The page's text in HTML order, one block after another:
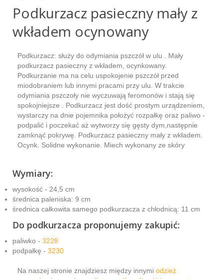
Podkurzacz pasieczny mały z
wkładem ocynowany
Podkurzacz: służy do odymiania pszczół w ulu . Mały
podkurzacz pasieczny z wkładem, ocynkowany.
Podkurzanie ma na celu uspokojenie pszczół przed
miodobraniem lub innymi pracami przy ulu. W trakcie
odymiania pszczoły nie wyczuwają feromonów i stają się
spokojniejsze . Podkurzacz jest dość prostym urządzeniem,
wystarczy na dnie pojemnika położyć rozpałkę oraz paliwo -
podpalić i poczekać aż wytworzy się gęsty dym,następnie
zamknąć pokrywę. Podkurzacz pasieczny mały z wkładem.
Ocynk. Solidne wykonanie. Miech wykonany ze skóry
Wymiary:
wysokość - 24,5 cm
średnica paleniska: 9 cm
średnica całkowita samego podkurzacza z chłodnicą: 11 cm
Do podkurzacza proponujemy zakupić:
paliwko - 3228
podpałkę - 3230
Na naszej stronie znajdziesz między innymi odzież